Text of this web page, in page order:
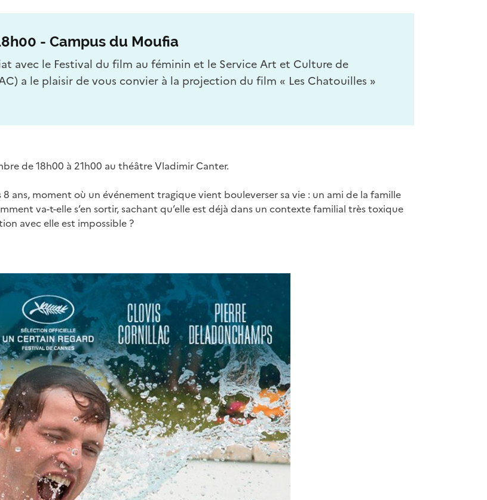
- Campus du Moufia
avec le Festival du film au féminin et le Service Art et Culture de
a le plaisir de vous convier à la projection du film « Les Chatouilles »
de 18h00 à 21h00 au théâtre Vladimir Canter.
8 ans, moment où un événement tragique vient bouleverser sa vie : un ami de la famille
va-t-elle s’en sortir, sachant qu’elle est déjà dans un contexte familial très toxique
avec elle est impossible ?